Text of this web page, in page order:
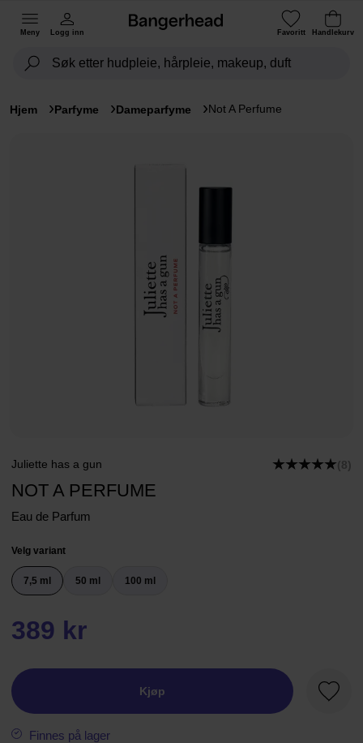
Meny Logg inn Favoritt Handlekurv
Hjem Parfyme Dameparfyme Not A Perfume
Juliette has a gun (8)
NOT A PERFUME
Eau de Parfum
Velg variant
7,5 ml 50 ml 100 ml
389 kr
Kjøp
Finnes på lager